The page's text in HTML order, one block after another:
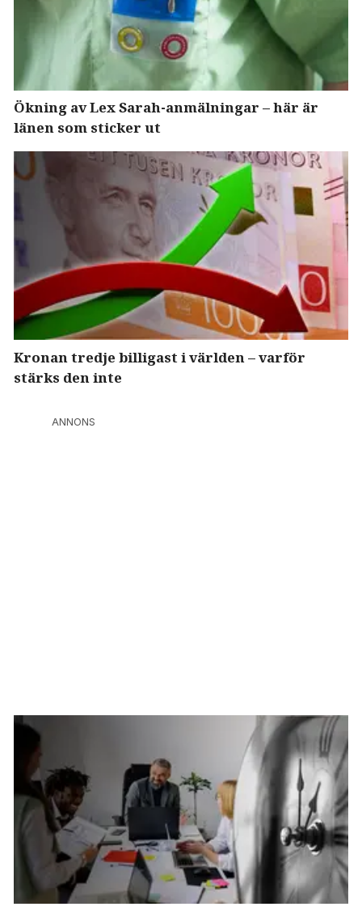
Ökning av Lex Sarah-anmälningar – här är
länen som sticker ut
Kronan tredje billigast i världen – varför
stärks den inte
ANNONS